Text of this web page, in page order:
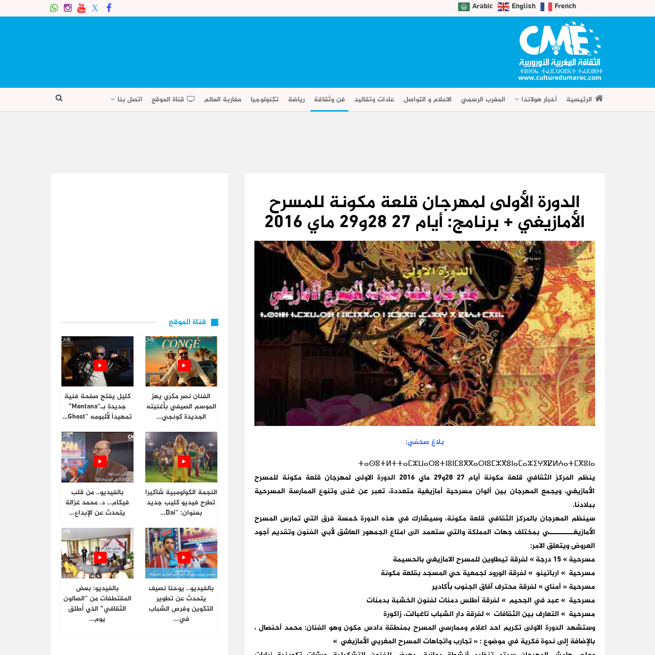
Arabic English French
الرئيسية أخبار هولاندا المغرب الرسمي الاعلام و التواصل عادات وتقاليد فن وثقافة رياضة تكنولوجيا مغاربة العالم قناة الموقع اتصل بنا
الدورة الأولى لمهرجان قلعة مكونة للمسرح
الأمازيغي + برنامج: أيام 27 28و29 ماي 2016
بلاغ صحفي:
ⵜⴰⵙⵓⵜⵍⵜⵜⴰⵎⵣⵡⴰⵔⵓⵜⵏⵓⵏⵎⵓⴳⴳⴰⵔⵏⵓⵎⵣⴳⵓⵏⴰⵎⴰⵣⵉⵖⴳⵇⵍⵄⴰⵜⵎⴳⵓⵏⴰ
ينظم المركز الثقافي قلعة مكونة أيام 27 28و29 ماي 2016 الدورة الاولى لمهرجان قلعة مكونة للمسرح
الأمازيغي، ويجمع المهرجان بين ألوان مسرحية أمازيغية متعددة، تعبر عن غنى وتنوع الممارسة المسرحية
ببلادنا.
سينظم المهرجان بالمركز الثقافي قلعة مكونة، وسيشارك في هذه الدورة خمسة فرق التي تمارس المسرح
الأمازيغــــــــــي بمختلف جهات المملكة والتي ستعمد الى امتاع الجمهور العاشق لأبي الفنون وتقديم أجود
العروض ويتعلق الامر:
مسرحية » 15 درجة » لفرقة تيطاوين للمسرح الامازيغي بالحسيمة
مسرحية » ارباتينو » لفرقة الورود لجمعية حي المسجد بقلعة مكونة
مسرحية « أمناي » لفرقة محترف آفاق الجنوب بأكادير
مسرحية » عبد في الجحيم » لفرقة أطلس دمنات لفنون الخشبة بدمنات
مسرحية » التعارف بين الثقافات » لفرقة دار الشباب تاغبالت، زاكورة
وستشهد الدورة الاولى تكريم احد اعلام وممارسي المسرح بمنطقة دادس مكون وهو الفنان: محمد أحنصال ،
بالإضافة إلى ندوة فكرية في موضوع : « تجارب واتجاهات المسرح المغربي الأمازيغي »
قناة الموقع
الفنان نصر مكري يهز
الموسم الصيفي بأغنيته
الجديدة كونجي…
كليل يفتح صفحة فنية
جديدة بـ“Montana”
تمهيداً لألبومه “Ghost…
النجمة الكولومبية شاكيرا
تطرح فيديو كليب جديد
بعنوان: “Dai…
بالفيديو.. من قلب
فيكام… د. محمد غزالة
يتحدث عن الإبداع…
بالفيديو.. يوحنا نصيف
يتحدث عن تطوير
التكوين وفرص الشباب
في…
بالفيديو: بعض
المقتطفات من “الصالون
الثقافي” الذي أُطلق
يوم…